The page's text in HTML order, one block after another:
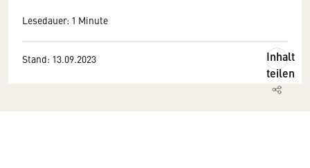
Lesedauer: 1 Minute
Stand: 13.09.2023
Inhalt
teilen